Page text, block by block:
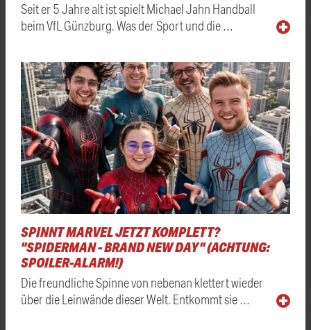
Seit er 5 Jahre alt ist spielt Michael Jahn Handball
beim VfL Günzburg. Was der Sport und die …
SPINNT MARVEL JETZT KOMPLETT?
"SPIDERMAN - BRAND NEW DAY" (ACHTUNG:
SPOILER-ALARM!)
Die freundliche Spinne von nebenan klettert wieder
über die Leinwände dieser Welt. Entkommt sie …